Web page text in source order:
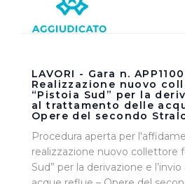
LAVORI - Gara n.
Realizzazione nuovo
“Pistoia Sud” per la
al trattamento delle
Opere del secondo
Procedura aperta per
realizzazione nuovo collettore
Sud” per la derivazione e